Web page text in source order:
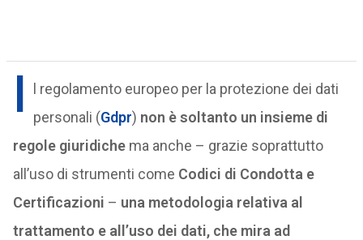
I
l regolamento europeo per la protezione dei dati
personali (Gdpr) non è soltanto un insieme di
regole giuridichema anche – grazie soprattutto
all’uso di strumenti come Codici di Condotta e
Certificazioni – una metodologia relativa al
trattamento e all’uso dei dati, che mira ad